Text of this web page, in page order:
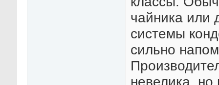
чайника или
системы
сильно
невелика, но